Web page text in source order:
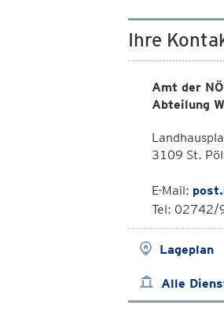
Ihre
Amt der
Abteilung
3109 St.
E-Mail:
Tel:
Lageplan
Alle